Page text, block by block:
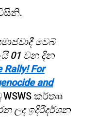
වෙබ්
01 වන දින
Rally! For
and
WSWS කර්තෲ
ලද ඉදිරිදර්ශන